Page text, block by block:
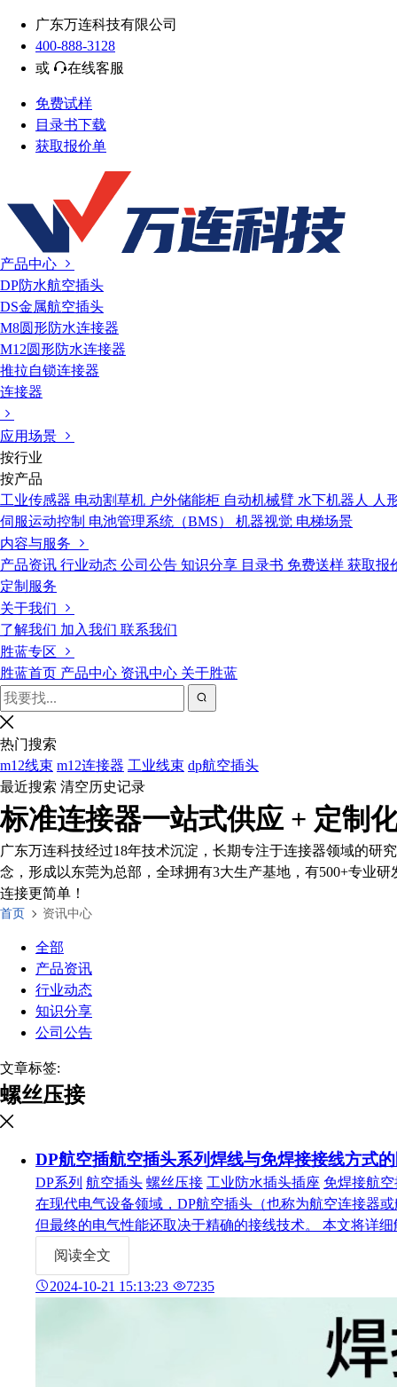
广东万连科技有限公司
400-888-3128
或
在线客服
免费试样
目录书下载
获取报价单
产品中心
DP防水航空插头
DS金属航空插头
M8圆形防水连接器
M12圆形防水连接器
推拉自锁连接器
连接器
应用场景
按行业
按产品
工业传感器 电动割草机 户外储能柜 自动机械臂 水下机器人
人
伺服运动控制 电池管理系统（BMS） 机器视觉 电梯场景
内容与服务
产品资讯 行业动态 公司公告 知识分享 目录书 免费送样 获取报
定制服务
关于我们
了解我们 加入我们 联系我们
胜蓝专区
胜蓝首页 产品中心 资讯中心 关于胜蓝
热门搜索
m12线束 m12连接器 工业线束 dp航空插头
最近搜索 清空历史记录
标准连接器一站式供应 + 定制
广东万连科技经过18年技术沉淀，长期专注于连接器领域的研
念，形成以东莞为总部，全球拥有3大生产基地，有500+专业
连接更简单！
首页 资讯中心
全部
产品资讯
行业动态
知识分享
公司公告
文章标签:
螺丝压接
DP航空插航空插头系列焊线与免焊接接线方式
DP系列 航空插头 螺丝压接 工业防水插头插座 免焊接航
在现代电气设备领域，DP航空插头（也称为航空连接器
但最终的电气性能
阅读全文
2024-10-21 15:13:23 7235